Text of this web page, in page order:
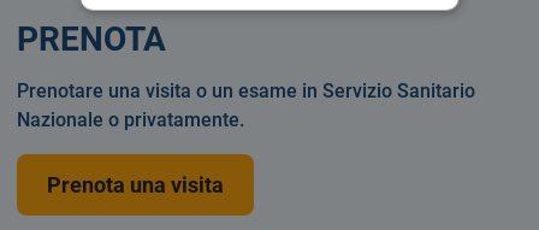
PRENOTA
Prenotare una visita o un esame in Servizio Sanitario
Nazionale o privatamente.
Prenota una visita